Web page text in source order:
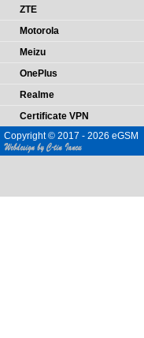
ZTE
Motorola
Meizu
OnePlus
Realme
Certificate VPN
Copyright © 2017 - 2026 eGSM